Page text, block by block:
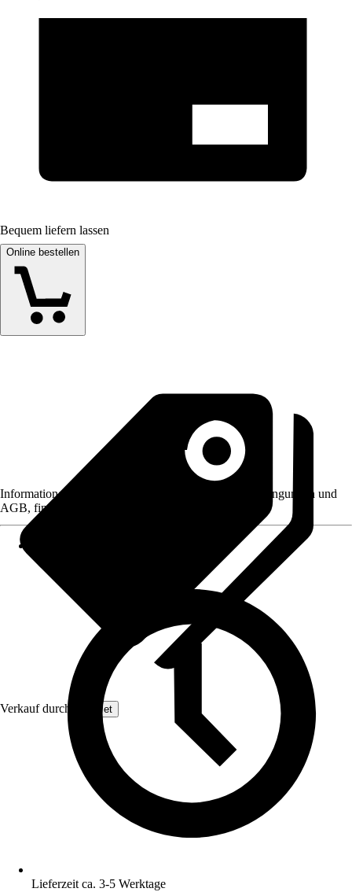
Bequem liefern lassen
Online bestellen
Verkauf durch: GarPet
Informationen des Verkäufers, wie z. B. Rückgabebedingungen und
AGB, finden Sie bei Klick auf den Verkäufernamen.
Lieferzeit ca. 3-5 Werktage